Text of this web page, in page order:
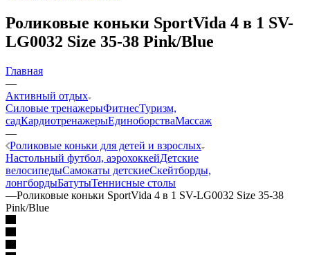
Роликовые коньки SportVida 4 в 1 SV-
LG0032 Size 35-38 Pink/Blue
Главная
—
Активный отдых
Силовые тренажерыФитнесТуризм,
садКардиотренажерыЕдиноборстваМассаж
—
Роликовые коньки для детей и взрослых
Настольный футбол, аэрохоккейДетские
велосипедыСамокаты детскиеСкейтборды,
лонгбордыБатутыТеннисные столы
—Роликовые коньки SportVida 4 в 1 SV-LG0032 Size 35-38
Pink/Blue